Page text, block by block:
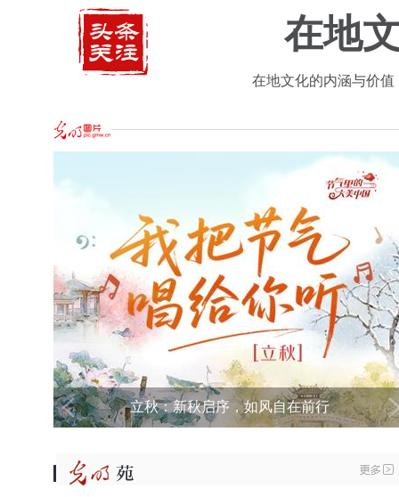
水科学大讲堂
在地
在地文化的内涵与价值
立秋：新秋启序，如风自在前行